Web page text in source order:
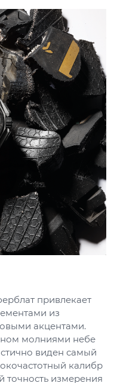
привлекает
из
акцентами.
молниями небе
виден самый
калибр
измерения